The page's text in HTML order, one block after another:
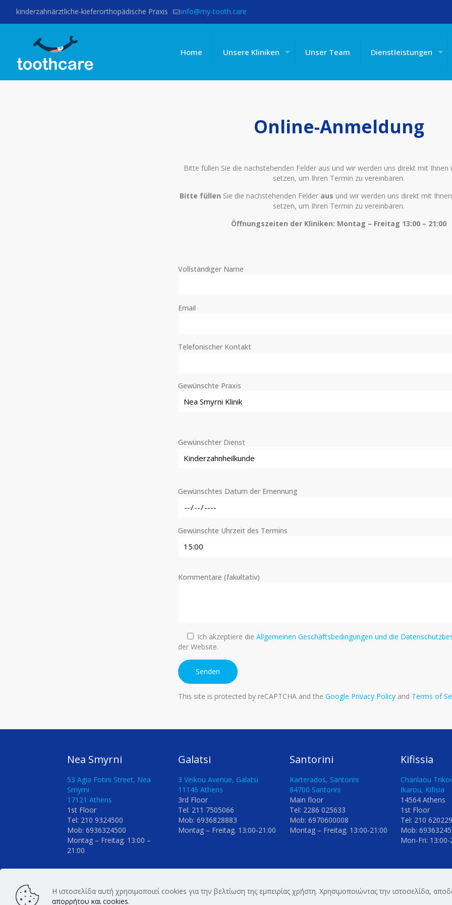
kinderzahnärztliche-kieferorthopädische Praxis info@my-tooth.care
Home Unsere Kliniken Unser Team Dienstleistungen
Online-Anmeldung
Bitte füllen Sie die nachstehenden Felder aus und wir werden uns direkt mit Ihnen
setzen, um Ihren Termin zu vereinbaren.
Bitte füllen Sie die nachstehenden Felder aus und wir werden uns direkt mit
setzen, um Ihren Termin zu vereinbaren.
Öffnungszeiten der Kliniken: Montag – Freitag 13:00 – 21:00
Vollständiger Name
Email
Telefonischer Kontakt
Gewünschte Praxis
Gewünschter Dienst
Gewünschtes Datum der Ernennung
Gewünschte Uhrzeit des Termins
Kommentare (fakultativ)
Ich akzeptiere dieAllgemeinen Geschäftsbedingungen und die
der Website.
This site is protected by reCAPTCHA and theGoogle Privacy Policy and Terms of
Nea Smyrni
53 Agia Fotini Street, Nea
Smyrni
17121 Athens
1st Floor
Tel: 210 9324500
Mob: 6936324500
Montag – Freitag. 13:00 –
21:00
Galatsi
3 Veikou Avenue, Galatsi
11146 Athens
3rd Floor
Tel: 211 7505066
Mob: 6936828883
Montag – Freitag. 13:00-21:00
Santorini
Karterados, Santorini
84700 Santorini
Main floor
Tel: 2286 025633
Mob: 6970600008
Montag – Freitag. 13:00-21:00
Kifissia
Charilaou
Ikarou, Kifisia
14564 Athens
1st Floor
Tel: 210
Mob:
Mon-Fri: 13:00-
Copyright © 2026 Tooth Care. All Rights Reserved. Πολιτική Απορρήτου & Cookies | Powered by
Η ιστοσελίδα αυτή χρησιμοποιεί cookies για την βελτίωση της εμπειρίας χρήστη. Χρησιμοποιώντας την ιστοσελίδα,
απορρήτου και cookies.